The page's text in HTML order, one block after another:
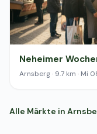
Neheimer
Arnsberg · 9.7 km · Mi
Alle Märkte in